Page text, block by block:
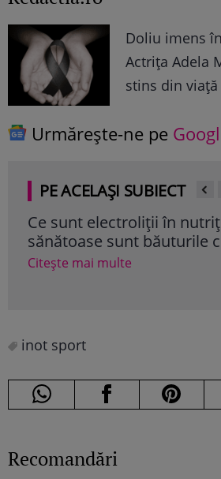
Doliu imens
Actrița Adela
stins din viață
Urmărește-ne pe
PE ACELAȘI SUBIECT
Ce sunt electroliţii în
sănătoase sunt băuturile
Citește mai multe
inot sport
Recomandări